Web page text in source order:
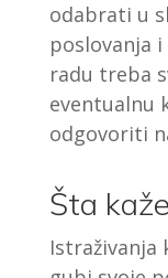
odabrati u
poslovanja
radu treba
eventualnu
odgovoriti
Šta
Istraživanja